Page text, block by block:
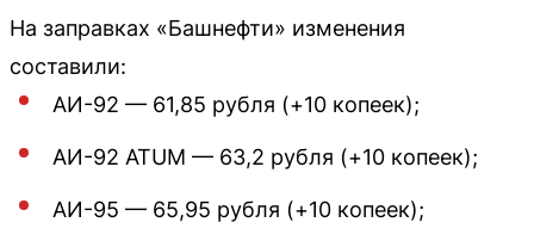
На заправках «Башнефти» изменения
составили:
АИ-92 — 61,85 рубля (+10 копеек);
АИ-92 ATUM — 63,2 рубля (+10 копеек);
АИ-95 — 65,95 рубля (+10 копеек);